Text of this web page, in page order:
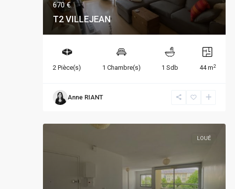
670 €
T2 VILLEJEAN
2 Pièce(s) 1 Chambre(s) 1 Sdb 44 m2
Anne RIANT
LOUÉ